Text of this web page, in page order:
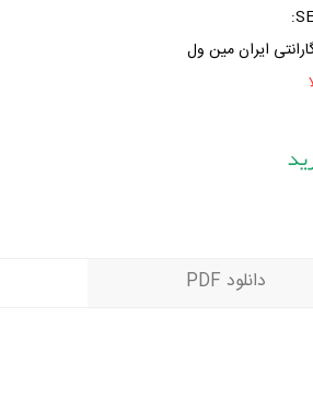
:
ایران مین ول
دانلود PDF